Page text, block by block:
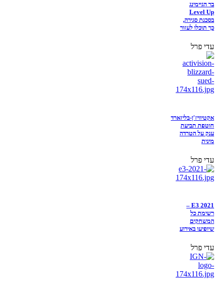
בר הגיימינג
Level Up
בסכנת סגירה,
כך תוכלו לעזור
עדי פרל
אקטיוויז'ן-בליזארד
חוטפת תביעת
ענק על הטרדה
מינית
עדי פרל
E3 2021 –
רשימת כל
המשחקים
שיופיעו באירוע
עדי פרל